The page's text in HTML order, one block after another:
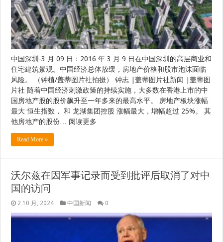
中国深圳-3 月 09 日：2016 年 3 月 9 日在中国深圳的高层商业和
住宅建筑景观。中国经济总体放缓，房地产价格和股市泡沫面临
风险。 （钟植/盖蒂图片社拍摄） 钟志 |盖蒂图片社新闻 |盖蒂图
片社 随着中国经济刺激政策的持续实施，大多数在香港上市的中
国房地产股的股价飙升至一年多来的最高水平。 房地产板块涨幅
最大 恒生指数， 和 龙湖集团控股 涨幅最大，增幅超过 25%。 其
他房地产的股份… 阅读更多
Read More »
沃尔兹在因军事记录而受到批评后取消了对中
国的访问
2 10 月, 2024 中国新闻 0